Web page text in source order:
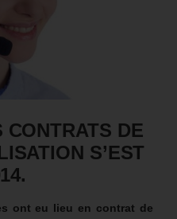
CONTRATS DE
S’EST
ont eu lieu en contrat de